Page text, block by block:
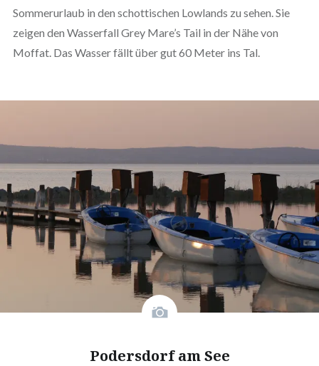
Sommerurlaub in den schottischen Lowlands zu sehen. Sie
zeigen den Wasserfall Grey Mare’s Tail in der Nähe von
Moffat. Das Wasser fällt über gut 60 Meter ins Tal.
Podersdorf am See